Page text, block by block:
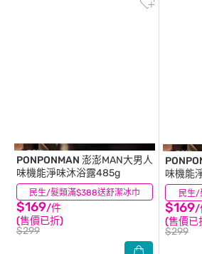
民生/髮類滿$388送舒潔冰巾
PONPONMAN 澎澎MAN大男人
味機能淨味沐浴露485g
$169/件
(售價已折)
$299
(0) 民生/
味機能
$169/
(售價已
$299